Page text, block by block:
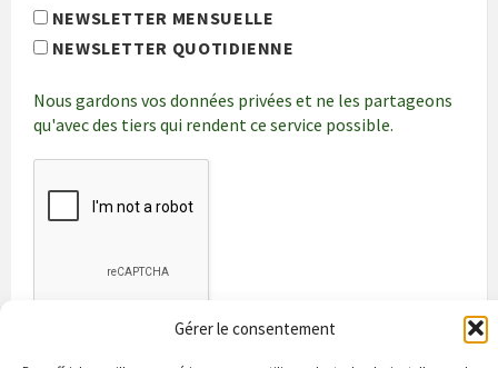
Gérer le consentement
NEWSLETTER MENSUELLE
NEWSLETTER QUOTIDIENNE
Nous gardons vos données privées et ne les partageons
qu'avec des tiers qui rendent ce service possible.